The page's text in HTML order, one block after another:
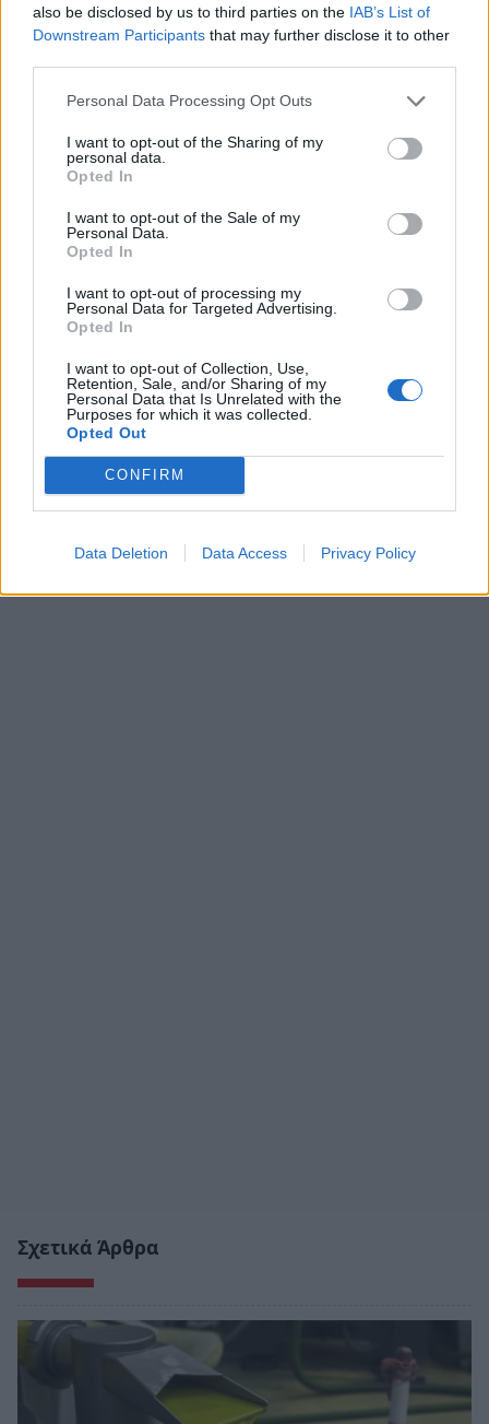
also be disclosed by us to third parties on the IAB’s List of
Downstream Participants that may further disclose it to other
Personal Data Processing Opt Outs
I want to opt-out of the Sharing of my
personal data.
Opted In
I want to opt-out of the Sale of my
Personal Data.
Opted In
I want to opt-out of processing my
Personal Data for Targeted Advertising.
Opted In
I want to opt-out of Collection, Use,
Retention, Sale, and/or Sharing of my
Personal Data that Is Unrelated with the
Purposes for which it was collected.
Opted Out
CONFIRM
Data Deletion Data Access Privacy Policy
όπως μπορούσαν από κάθε θέση, θεσμική ή μη.
Τέλος, αφιερώνουμε την νίκη αυτή στη μνήμη του
εκλιπόντα συναδέλφου και Προέδρου της Ένωσης
Βιοκαλλιεργητών Περιφερειακής Ενότητας Λακωνίας,
Δημήτρη Καραμπάση, ο οποίος αγωνίστηκε
του για τη βιολογική γεωργία στην Ελλάδα, όσο λίγοι,
για τη θεσμοθέτηση των Αγορών Παραγωγών
Βιολογικών Προϊόντων, και αν μας στεναχωρεί κάτι,
είναι το ότι δεν είναι εδώ για να χαρούμε μαζί, τους
ΑΓΡΟΤΙΚΑ
Σχετικά Άρθρα